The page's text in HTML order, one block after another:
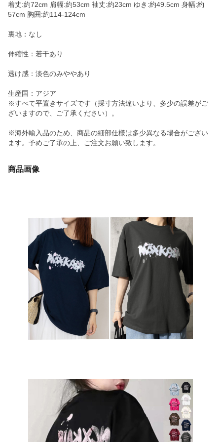
着丈:約72cm 肩幅:約53cm 袖丈:約23cm ゆき:約49.5cm 身幅:約
57cm 胸囲:約114-124cm
裏地：なし
伸縮性：若干あり
透け感：淡色のみややあり
生産国：アジア
※すべて平置きサイズです（採寸方法違いより、多少の誤差がご
ざいますので、ご了承ください）。
※海外輸入品のため、商品の細部仕様は多少異なる場合がござい
ます。予めご了承の上、ご注文お願い致します。
商品画像